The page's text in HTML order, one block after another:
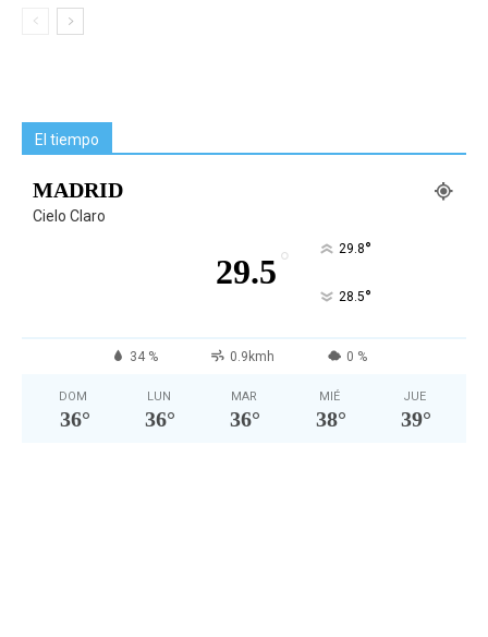
El tiempo
MADRID
Cielo Claro
29.5 ° 29.8°
28.5°
34 % 0.9kmh 0 %
DOM
36°
LUN
36°
MAR
36°
MIÉ
38°
JUE
39°